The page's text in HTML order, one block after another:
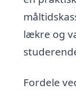
lækre og
Fordele